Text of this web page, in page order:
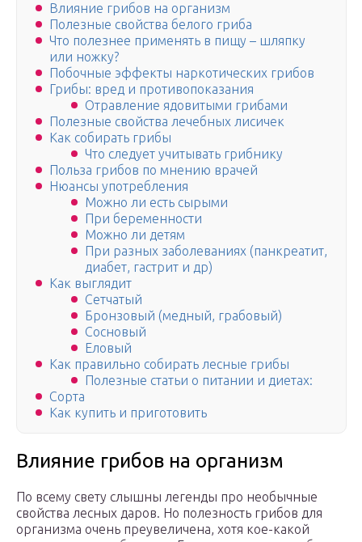
Влияние грибов на организм
Полезные свойства белого гриба
Что полезнее применять в пищу – шляпку
или ножку?
Побочные эффекты наркотических грибов
Грибы: вред и противопоказания
Отравление ядовитыми грибами
Полезные свойства лечебных лисичек
Как собирать грибы
Что следует учитывать грибнику
Польза грибов по мнению врачей
Нюансы употребления
Можно ли есть сырыми
При беременности
Можно ли детям
При разных заболеваниях (панкреатит,
диабет, гастрит и др)
Как выглядит
Сетчатый
Бронзовый (медный, грабовый)
Сосновый
Еловый
Как правильно собирать лесные грибы
Полезные статьи о питании и диетах:
Сорта
Как купить и приготовить
Влияние грибов на организм
По всему свету слышны легенды про необычные
свойства лесных даров. Но полезность грибов для
организма очень преувеличена, хотя кое-какой